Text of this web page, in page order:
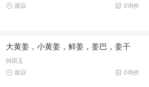
0询价
面议
大黄姜，小黄姜，鲜姜，姜巴，姜干
何田玉
0询价
面议